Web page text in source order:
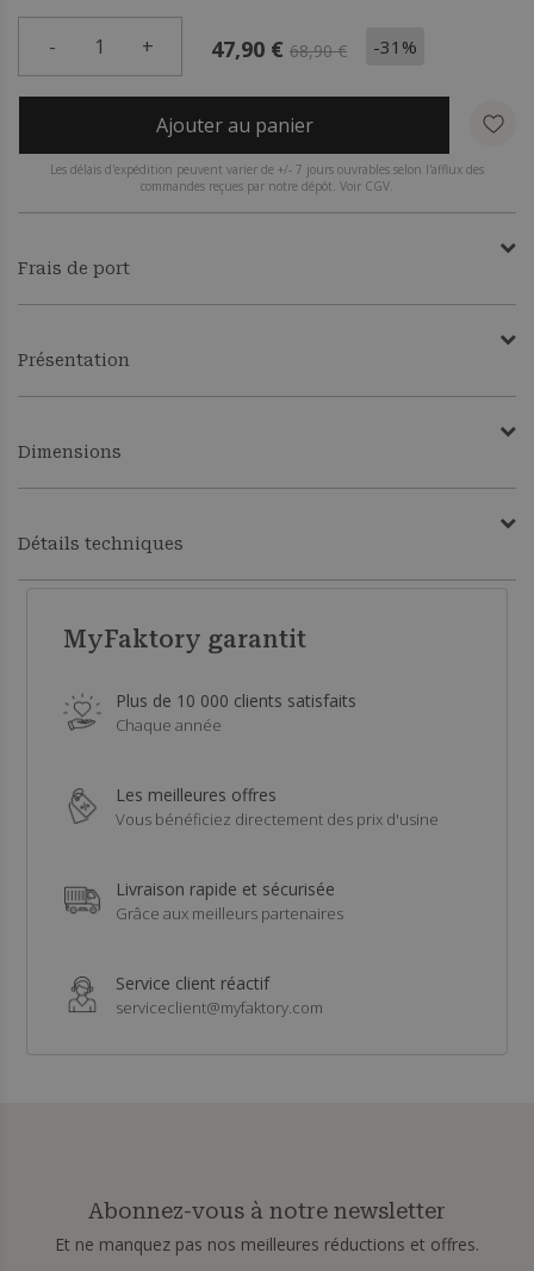
- 1 + 47,90 € 68,90 € -31%
Ajouter au panier
Les délais d'expédition peuvent varier de +/- 7 jours ouvrables selon l'afflux des
commandes reçues par notre dépôt. Voir CGV.
Frais de port
Présentation
Dimensions
Détails techniques
MyFaktory garantit
Plus de 10 000 clients satisfaits
Chaque année
Les meilleures offres
Vous bénéficiez directement des prix d'usine
Livraison rapide et sécurisée
Grâce aux meilleurs partenaires
Service client réactif
serviceclient@myfaktory.com
Abonnez-vous à notre newsletter
Et ne manquez pas nos meilleures réductions et offres.